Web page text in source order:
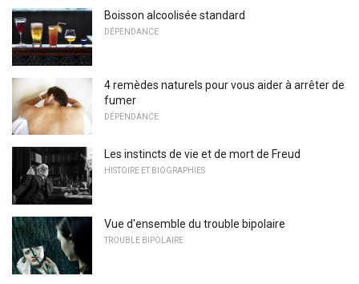
Boisson alcoolisée standard
DÉPENDANCE
4 remèdes naturels pour vous aider à arrêter de
fumer
DÉPENDANCE
Les instincts de vie et de mort de Freud
HISTOIRE ET BIOGRAPHIES
Vue d'ensemble du trouble bipolaire
TROUBLE BIPOLAIRE